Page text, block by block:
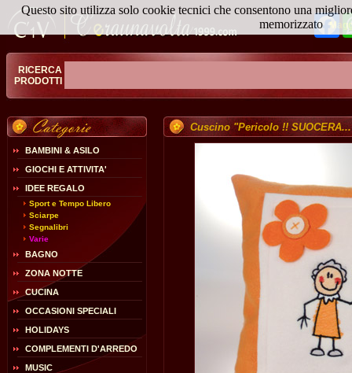
RICERCA
PRODOTTI
BAMBINI & ASILO
GIOCHI E ATTIVITA'
IDEE REGALO
Sport e Tempo Libero
Sciarpe
Segnalibri
Varie
BAGNO
ZONA NOTTE
CUCINA
OCCASIONI SPECIALI
HOLIDAYS
COMPLEMENTI D'ARREDO
MUSIC
Cuscino "Pericolo !!
Questo sito utilizza solo cookie tecnici che consentono una
memorizzato